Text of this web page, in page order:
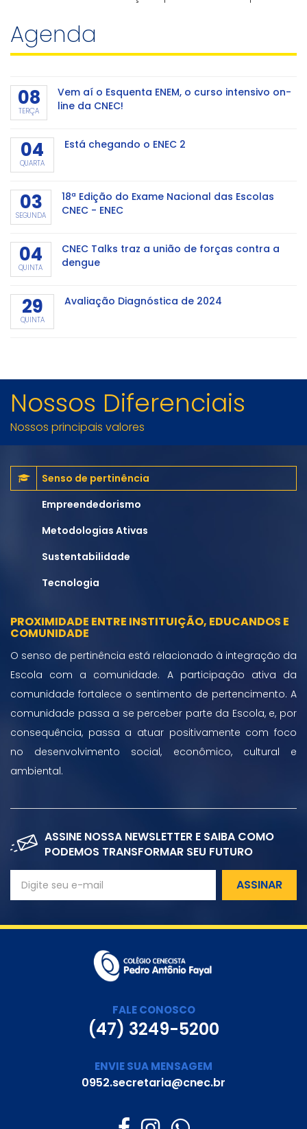
que não participaram da Marcha dos Prefeito
Agenda
08
TERÇA
Vem aí o Esquenta ENEM, o curso intensivo on-
line da CNEC!
04
QUARTA
Está chegando o ENEC 2
03
SEGUNDA
18ª Edição do Exame Nacional das Escolas
CNEC - ENEC
04
QUINTA
CNEC Talks traz a união de forças contra a
dengue
29
QUINTA
Avaliação Diagnóstica de 2024
Nossos Diferenciais
Nossos principais valores
Senso de pertinência
Empreendedorismo
Metodologias Ativas
Sustentabilidade
Tecnologia
PROXIMIDADE ENTRE INSTITUIÇÃO, EDUCANDOS E
COMUNIDADE
O senso de pertinência está relacionado à integração da
Escola com a comunidade. A participação ativa da
comunidade fortalece o sentimento de pertencimento. A
comunidade passa a se perceber parte da Escola, e, por
consequência, passa a atuar positivamente com foco
no desenvolvimento social, econômico, cultural e
ambiental.
ASSINE NOSSA NEWSLETTER E SAIBA COMO
PODEMOS TRANSFORMAR SEU FUTURO
ASSINAR
FALE CONOSCO
(47) 3249-5200
ENVIE SUA MENSAGEM
0952.secretaria@cnec.br